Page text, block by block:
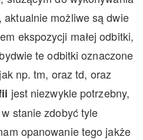
możliwe są dwie
ekspozycji małej odbitki,
te odbitki oznaczone
np. tm, oraz td, oraz
jest niezwykle potrzebny,
stanie zdobyć tyle
opanowanie tego jakże